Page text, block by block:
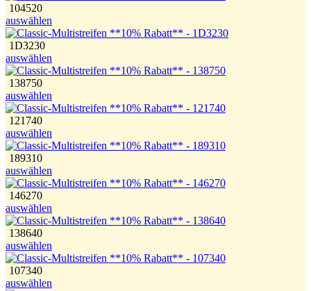
104520
auswählen
1D3230
auswählen
138750
auswählen
121740
auswählen
189310
auswählen
146270
auswählen
138640
auswählen
107340
auswählen